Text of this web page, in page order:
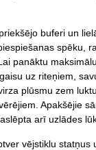
buferi un
spēku,
panāktu
uz riteņiem,
plūsmu zem
Apakšējie
arī uzlādes
vējstiklu